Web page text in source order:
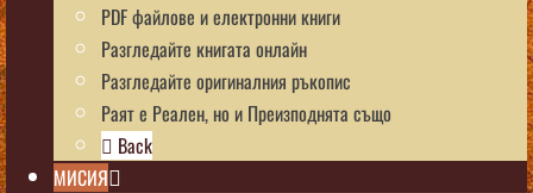
PDF файлове и електронни книги
Разгледайте книгата онлайн
Разгледайте оригиналния ръкопис
Раят е Реален, но и Преизподнята също
Back
МИСИЯ